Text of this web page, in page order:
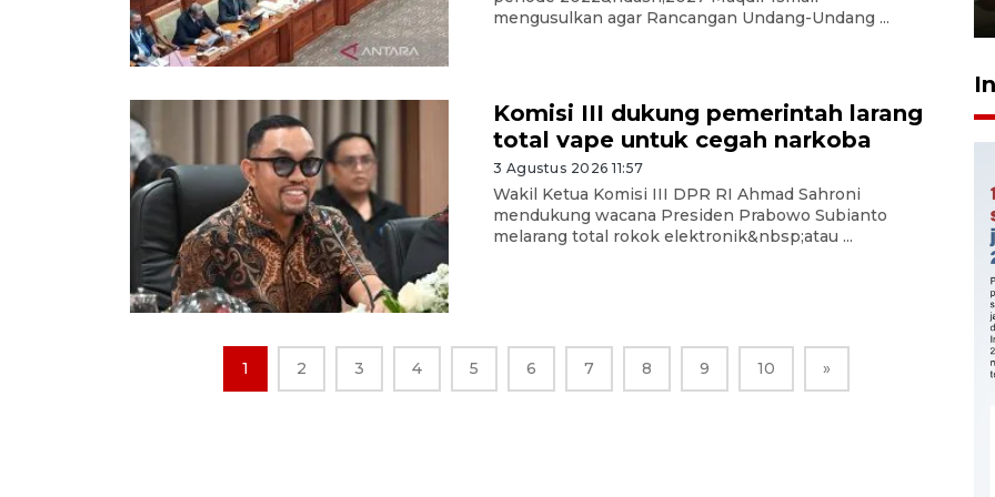
mengusulkan agar Rancangan Undang-Undang ...
Komisi III dukung pemerintah larang
total vape untuk cegah narkoba
3 Agustus 2026 11:57
Wakil Ketua Komisi III DPR RI Ahmad Sahroni
mendukung wacana Presiden Prabowo Subianto
melarang total rokok elektronik&nbsp;atau ...
1 2 3 4 5 6 7 8 9 10 »
23 Juli 2026 14:28